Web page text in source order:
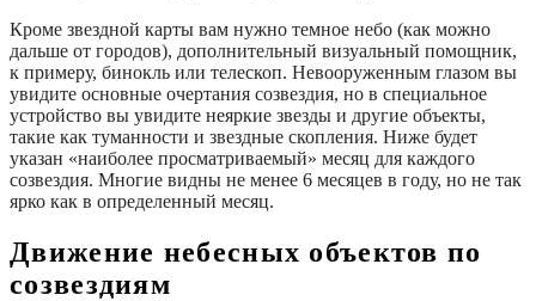
Кроме звездной карты вам нужно темное небо (как можно
дальше от городов), дополнительный визуальный помощник,
к примеру, бинокль или телескоп. Невооруженным глазом вы
увидите основные очертания созвездия, но в специальное
устройство вы увидите неяркие звезды и другие объекты,
такие как туманности и звездные скопления. Ниже будет
указан «наиболее просматриваемый» месяц для каждого
созвездия. Многие видны не менее 6 месяцев в году, но не так
ярко как в определенный месяц.
Движение небесных объектов по
созвездиям